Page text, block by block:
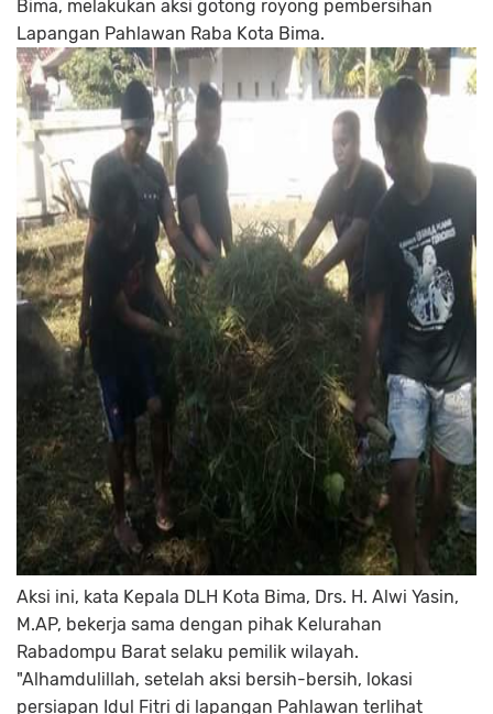
Bima, melakukan aksi gotong royong pembersihan
Lapangan Pahlawan Raba Kota Bima.
Aksi ini, kata Kepala DLH Kota Bima, Drs. H. Alwi Yasin,
M.AP, bekerja sama dengan pihak Kelurahan
Rabadompu Barat selaku pemilik wilayah.
"Alhamdulillah, setelah aksi bersih-bersih, lokasi
persiapan Idul Fitri di lapangan Pahlawan terlihat